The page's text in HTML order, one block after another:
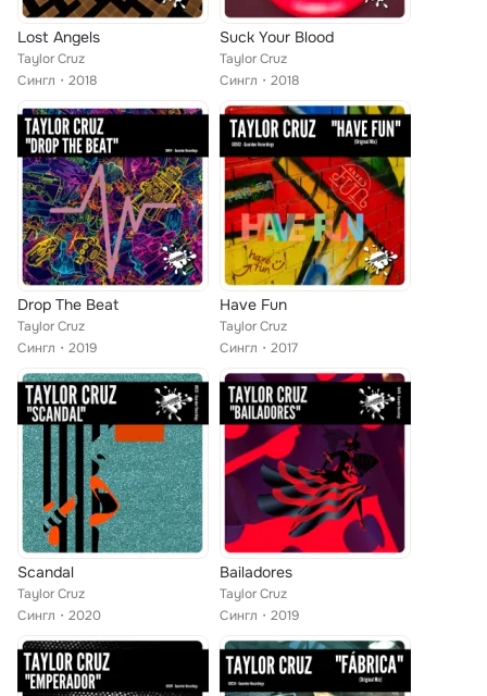
Lost Angels
Taylor Cruz
Сингл
2018
Suck Your Blood
Taylor Cruz
Сингл
2018
Drop The Beat
Taylor Cruz
Сингл
2019
Have Fun
Taylor Cruz
Сингл
2017
Scandal
Taylor Cruz
Сингл
2020
Bailadores
Taylor Cruz
Сингл
2019